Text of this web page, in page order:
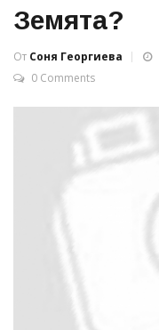
Земята?
От Соня Георгиева
0 Comments